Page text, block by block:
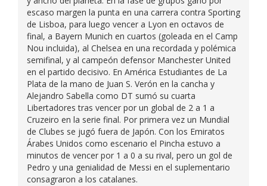
escaso margen la punta en una carrera contra Sporting
de Lisboa, para luego vencer a Lyon en octavos de
final, a Bayern Munich en cuartos (goleada en el Camp
Nou incluida), al Chelsea en una recordada y polémica
semifinal, y al campeón defensor Manchester United
en el partido decisivo. En América Estudiantes de La
Plata de la mano de Juan S. Verón en la cancha y
Alejandro Sabella como DT sumó su cuarta
Libertadores tras vencer por un global de 2 a 1 a
Cruzeiro en la serie final. Por primera vez un Mundial
de Clubes se jugó fuera de Japón. Con los Emiratos
Árabes Unidos como escenario el Pincha estuvo a
minutos de vencer por 1 a 0 a su rival, pero un gol de
Pedro y una genialidad de Messi en el suplementario
consagraron a los catalanes.